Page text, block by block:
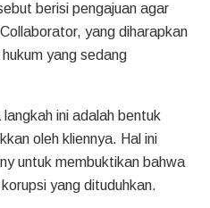
berisi pengajuan agar
yang diharapkan
yang sedang
ini adalah bentuk
oleh kliennya. Hal ini
untuk membuktikan bahwa
yang dituduhkan.